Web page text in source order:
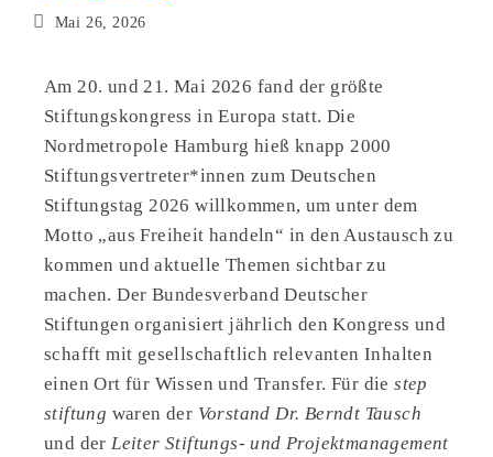
Mai 26, 2026
Am 20. und 21. Mai 2026 fand der größte
Stiftungskongress in Europa statt. Die
Nordmetropole Hamburg hieß knapp 2000
Stiftungsvertreter*innen zum Deutschen
Stiftungstag 2026 willkommen, um unter dem
Motto „aus Freiheit handeln“ in den Austausch zu
kommen und aktuelle Themen sichtbar zu
machen. Der Bundesverband Deutscher
Stiftungen organisiert jährlich den Kongress und
schafft mit gesellschaftlich relevanten Inhalten
einen Ort für Wissen und Transfer. Für diestep
stiftung waren der Vorstand Dr. Berndt Tausch
und derLeiter Stiftungs- und Projektmanagement